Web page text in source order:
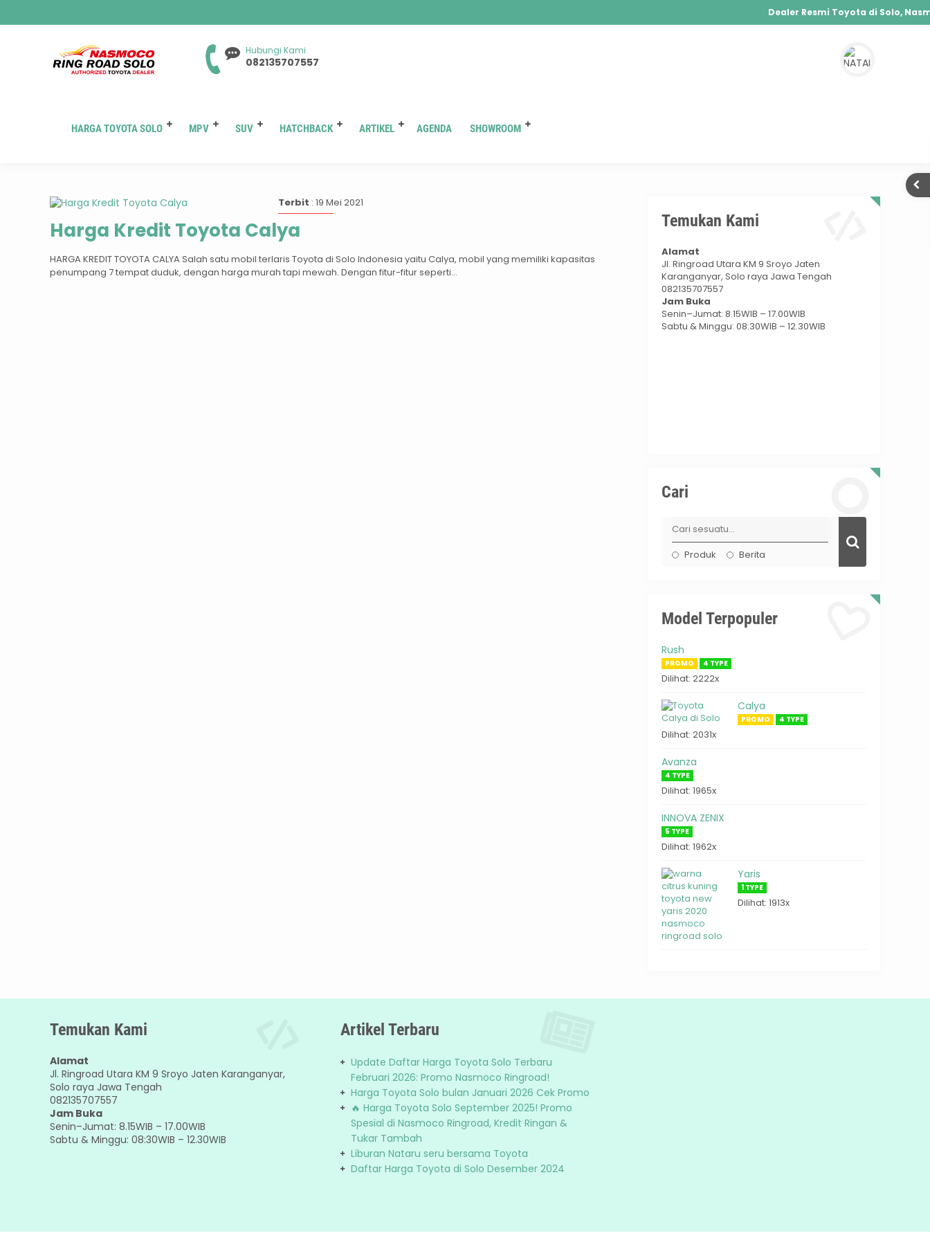
Dealer Resmi Toyota di Solo,
Agya, Calya, Fortuner, Rush, Sienta,
Hybrid, Yaris Cross Hybrid, Alphard Hybrid
Hubungi Kami
082135707557
HARGA TOYOTA SOLO MPV SUV HATCHBACK ARTIKEL AGENDA SHOWROOM
Tag:harga kredit toyota calya di solo
Terbit : 19 Mei 2021
Harga Kredit Toyota Calya
HARGA KREDIT TOYOTA CALYA Salah satu mobil terlaris Toyota di Solo Indonesia yaitu Calya, mobil yang memiliki kapasitas
penumpang 7 tempat duduk, dengan harga murah tapi mewah. Dengan fitur-fitur seperti...
Temukan Kami
Alamat
Jl. Ringroad Utara KM 9 Sroyo Jaten
Karanganyar, Solo raya Jawa Tengah
082135707557
Jam Buka
Senin–Jumat: 8.15WIB – 17.00WIB
Sabtu & Minggu: 08:30WIB – 12.30WIB
Cari
Produk Berita
Model Terpopuler
Rush
PROMO 4 TYPE
Dilihat: 2222x
Calya
PROMO 4 TYPE
Dilihat: 2031x
Avanza
4 TYPE
Dilihat: 1965x
INNOVA ZENIX
5 TYPE
Dilihat: 1962x
Yaris
1 TYPE
Dilihat: 1913x
Temukan Kami
Alamat
Jl. Ringroad Utara KM 9 Sroyo Jaten Karanganyar,
Solo raya Jawa Tengah
082135707557
Jam Buka
Senin–Jumat: 8.15WIB – 17.00WIB
Sabtu & Minggu: 08:30WIB – 12.30WIB
Artikel Terbaru
Update Daftar Harga Toyota Solo Terbaru
Februari 2026: Promo Nasmoco Ringroad!
Harga Toyota Solo bulan Januari 2026 Cek Promo
🔥 Harga Toyota Solo September 2025! Promo
Spesial di Nasmoco Ringroad, Kredit Ringan &
Tukar Tambah
Liburan Nataru seru bersama Toyota
Daftar Harga Toyota di Solo Desember 2024